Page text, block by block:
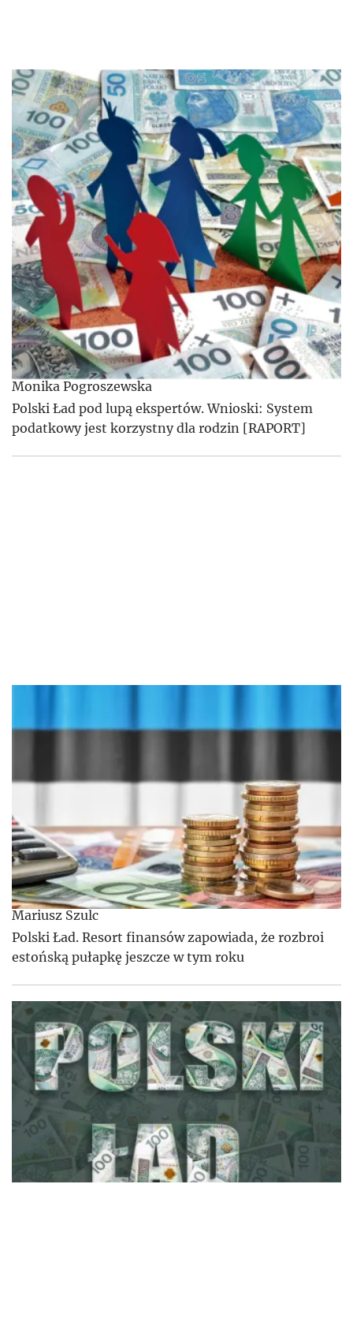
Monika Pogroszewska
Polski Ład pod lupą ekspertów. Wnioski: System
podatkowy jest korzystny dla rodzin [RAPORT]
Mariusz Szulc
Polski Ład. Resort finansów zapowiada, że rozbroi
estońską pułapkę jeszcze w tym roku